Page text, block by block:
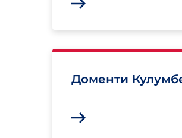
Доменти